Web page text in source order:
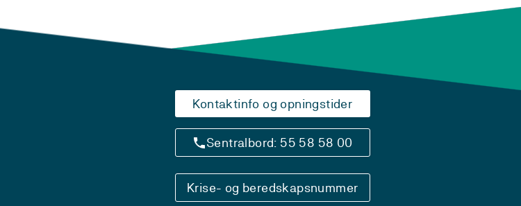
Kontaktinfo og opningstider
Sentralbord: 55 58 58 00
Krise- og beredskapsnummer